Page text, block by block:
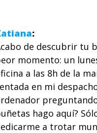
de descubrir tu
momento: un
a las 8h de la
en mi
hago aquí?
a trotar